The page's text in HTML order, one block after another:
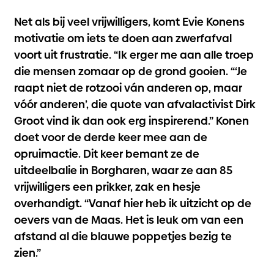
Net als bij veel vrijwilligers, komt Evie Konens
motivatie om iets te doen aan zwerfafval
voort uit frustratie. “Ik erger me aan alle troep
die mensen zomaar op de grond gooien. “‘Je
raapt niet de rotzooi ván anderen op, maar
vóór anderen’, die quote van afvalactivist Dirk
Groot vind ik dan ook erg inspirerend.” Konen
doet voor de derde keer mee aan de
opruimactie. Dit keer bemant ze de
uitdeelbalie in Borgharen, waar ze aan 85
vrijwilligers een prikker, zak en hesje
overhandigt. “Vanaf hier heb ik uitzicht op de
oevers van de Maas. Het is leuk om van een
afstand al die blauwe poppetjes bezig te
zien.”